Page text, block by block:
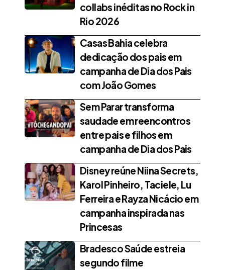
collabs inéditas no Rock in
Rio 2026
Casas Bahia celebra
dedicação dos pais em
campanha de Dia dos Pais
com João Gomes
Sem Parar transforma
saudade em reencontros
entre pais e filhos em
campanha de Dia dos Pais
Disney reúne Niina Secrets,
Karol Pinheiro, Taciele, Lu
Ferreira e Rayza Nicácio em
campanha inspirada nas
Princesas
Bradesco Saúde estreia
segundo filme